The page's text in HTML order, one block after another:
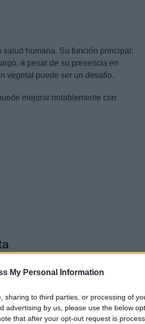
My Personal Information
sharing to third parties, or processing of
advertising by us, please use the below
that after your opt-out request is
humana. Su función principal:
a pesar de su presencia en
vegetal puede ser un desafío.
mejorar notablemente con
extrema, debilidad y, en los casos